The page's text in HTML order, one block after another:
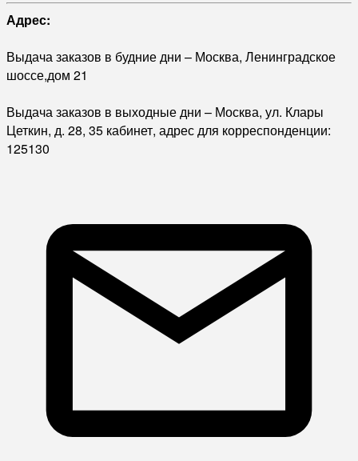
Адрес:
Выдача заказов в будние дни – Москва, Ленинградское
шоссе,дом 21
Выдача заказов в выходные дни – Москва, ул. Клары
Цеткин, д. 28, 35 кабинет, адрес для корреспонденции:
125130